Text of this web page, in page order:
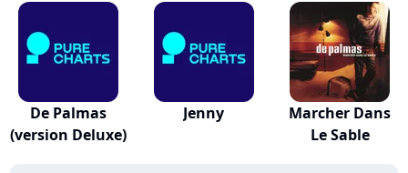
De Palmas
(version Deluxe)
Jenny
Marcher Dans
Le Sable